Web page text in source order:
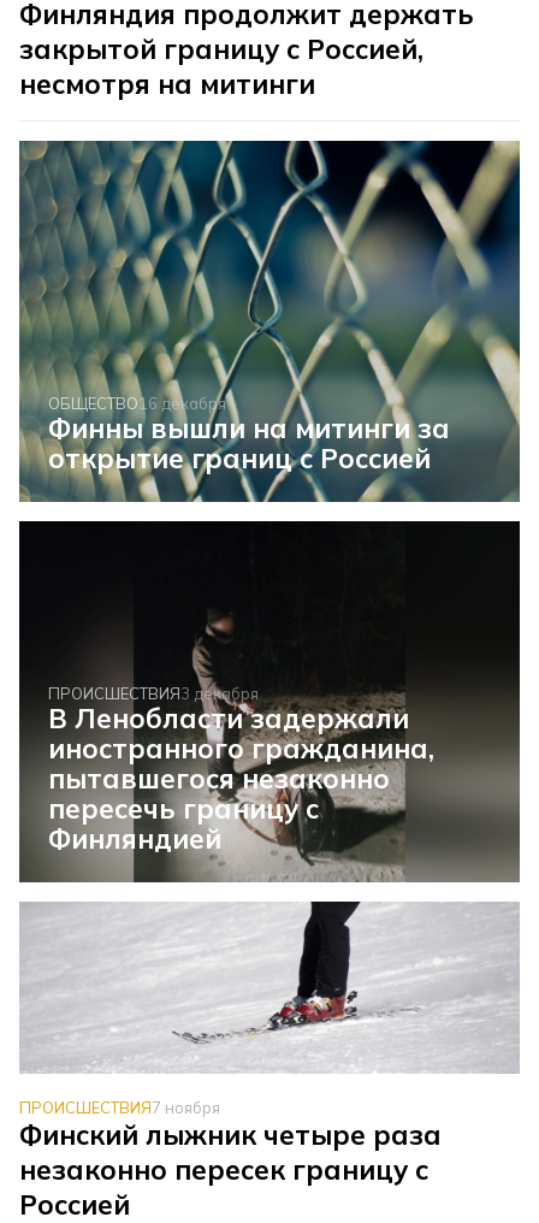
Финляндия продолжит держать
закрытой границу с Россией,
несмотря на митинги
ОБЩЕСТВО16 декабря
Финны вышли на митинги за
открытие границ с Россией
ПРОИСШЕСТВИЯ3 декабря
В Ленобласти задержали
иностранного гражданина,
пытавшегося незаконно
пересечь границу с
Финляндией
ПРОИСШЕСТВИЯ7 ноября
Финский лыжник четыре раза
незаконно пересек границу с
Россией